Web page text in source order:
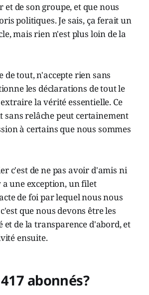
et de son groupe, et que nous
politiques. Je sais, ça ferait un
mais rien n'est plus loin de la
de tout, n'accepte rien sans
les déclarations de tout le
la vérité essentielle. Ce
sans relâche peut certainement
à certains que nous sommes
c'est de ne pas avoir d'amis ni
a une exception, un filet
de foi par lequel nous nous
que nous devons être les
et de la transparence d'abord, et
ensuite.
abonnés?